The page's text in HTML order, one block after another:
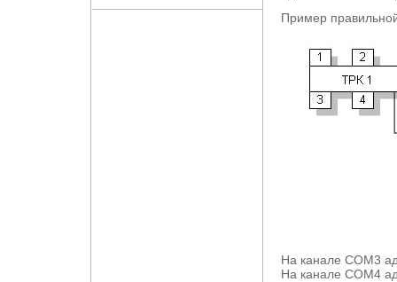
Пример
На канале COM3
На канале COM4